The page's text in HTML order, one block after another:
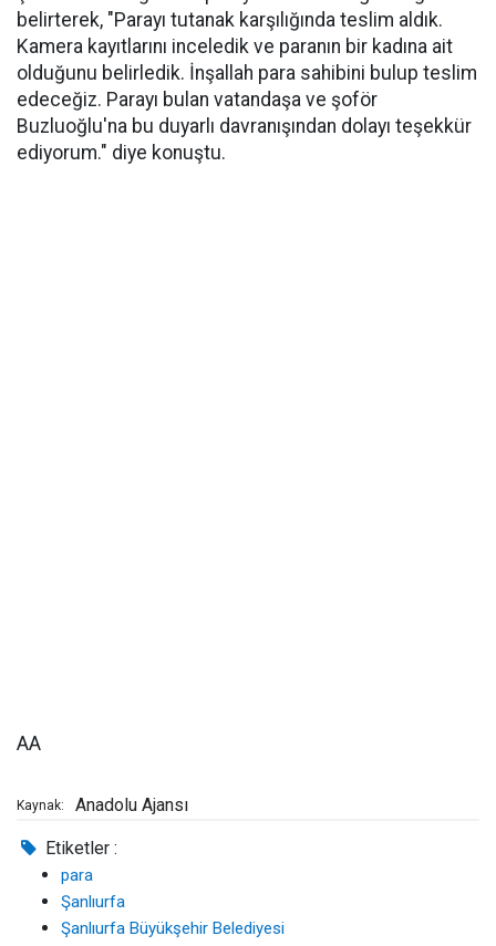
belirterek, "Parayı tutanak karşılığında teslim aldık.
Kamera kayıtlarını inceledik ve paranın bir kadına ait
olduğunu belirledik. İnşallah para sahibini bulup teslim
edeceğiz. Parayı bulan vatandaşa ve şoför
Buzluoğlu'na bu duyarlı davranışından dolayı teşekkür
ediyorum." diye konuştu.
AA
Kaynak: Anadolu Ajansı
Etiketler :
para
Şanlıurfa
Şanlıurfa Büyükşehir Belediyesi